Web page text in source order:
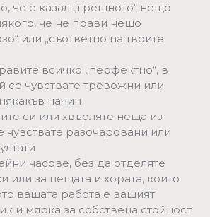
че е казал „грешното“ нещо
че не прави нещо
или „съответно на твоите
всичко „перфектно“, в
се чувствате тревожни или
начин
си или хвърляте неща из
чувствате разочаровани или
часове, без да отделяте
или за нещата и хората, които
вашата работа е вашият
и мярка за собствена стойност